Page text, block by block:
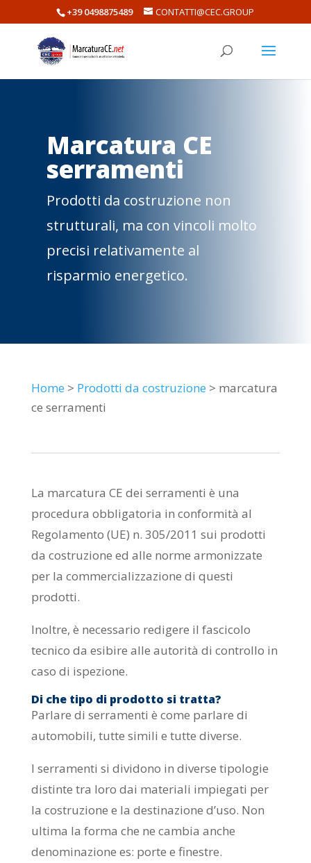
+39 0498875489 CONTATTI@CEC.GROUP
Marcatura CE
serramenti
Prodotti da costruzione non
strutturali, ma con vincoli molto
precisi relativamente al
risparmio energetico.
Home > Prodotti da costruzione > marcatura
ce serramenti
La marcatura CE dei serramenti è una
procedura obbligatoria in conformità al
Regolamento (UE) n. 305/2011 sui prodotti
da costruzione ed alle norme armonizzate
per la commercializzazione di questi
prodotti.
Inoltre, è necessario redigere il fascicolo
tecnico da esibire alle autorità di controllo in
caso di ispezione.
Di che tipo di prodotto si tratta?
Parlare di serramenti è come parlare di
automobili, tutte simili e tutte diverse.
I serramenti si dividono in diverse tipologie
distinte tra loro dai materiali impiegati per
la costruzione e la destinazione d’uso. Non
ultima la forma che ne cambia anche
denominazione es: porte e finestre.